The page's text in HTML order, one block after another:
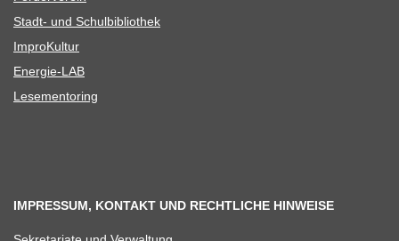
Stadt- und Schulbibliothek
Impro­Kul­tur
Ener­­gie-LAB
Lese­men­to­ring
IMPRESSUM, KONTAKT UND RECHTLICHE HINWEISE